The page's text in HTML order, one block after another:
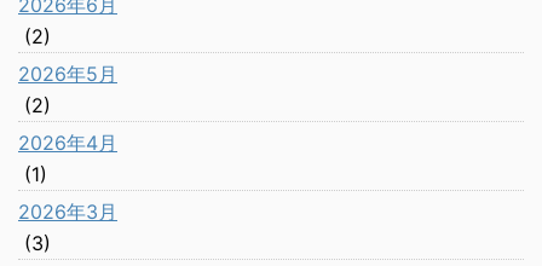
(2)
2026年5月
(2)
2026年4月
(1)
2026年3月
(3)